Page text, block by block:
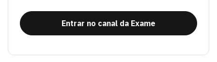
Entrar no canal da Exame